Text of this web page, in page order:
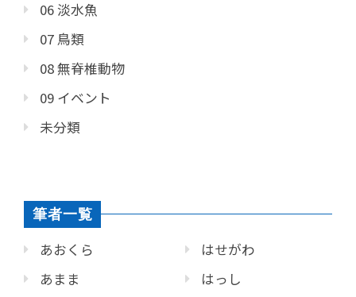
06 淡水魚
07 鳥類
08 無脊椎動物
09 イベント
未分類
筆者一覧
あおくら
あまま
はせがわ
はっし